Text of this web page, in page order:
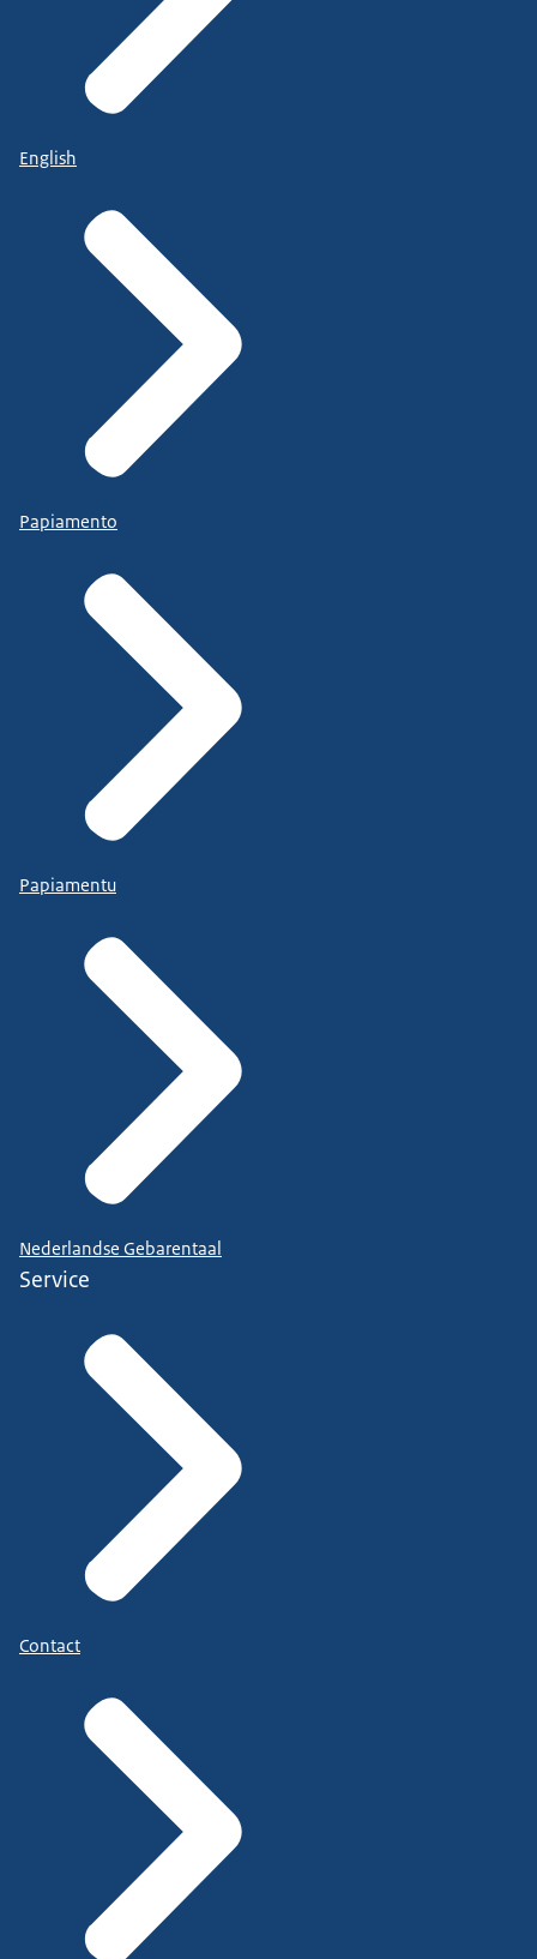
English
Papiamento
Papiamentu
Nederlandse Gebarentaal
Service
Contact